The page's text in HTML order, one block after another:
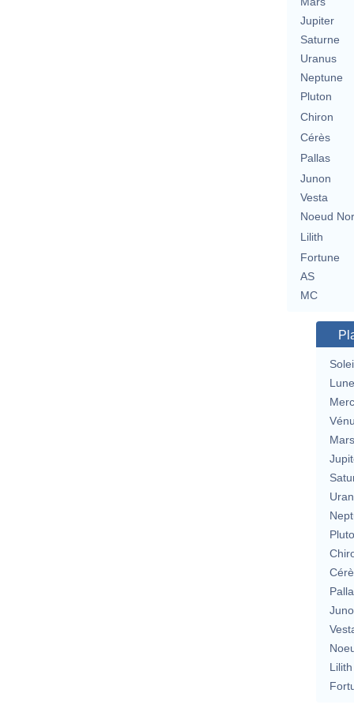
Jupiter
Saturne
Uranus
Neptune
Pluton
Chiron
Cérès
Pallas
Junon
Vesta
Noeud
Lilith
Fortune
AS
MC
Lune
Mars
Lilith